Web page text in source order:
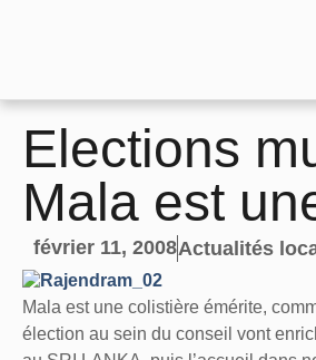
Elections
Mala est
février 11, 2008Actualités
Mala est une colistière émérite,
élection au sein du conseil vont